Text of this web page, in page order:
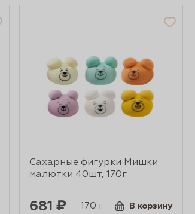
Сахарные фигурки Мишки
малютки 40шт, 170г
681 ₽ 170 г. В корзину